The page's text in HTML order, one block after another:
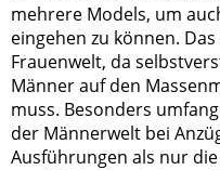
mehrere Models, um
eingehen zu können.
Frauenwelt, da
Männer auf den
muss. Besonders
der Männerwelt bei
Ausführungen als nur